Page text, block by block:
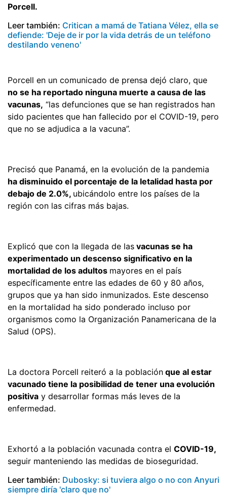
Porcell.
Leer también: Critican a mamá de Tatiana Vélez, ella se
defiende: 'Deje de ir por la vida detrás de un teléfono
destilando veneno'
Porcell en un comunicado de prensa dejó claro, que
no se ha reportado ninguna muerte a causa de las
vacunas, “las defunciones que se han registrados han
sido pacientes que han fallecido por el COVID-19, pero
que no se adjudica a la vacuna”.
Precisó que Panamá, en la evolución de la pandemia
ha disminuido el porcentaje de la letalidad hasta por
debajo de 2.0%, ubicándolo entre los países de la
región con las cifras más bajas.
Explicó que con la llegada de las vacunas se ha
experimentado un descenso significativo en la
mortalidad de los adultos mayores en el país
específicamente entre las edades de 60 y 80 años,
grupos que ya han sido inmunizados. Este descenso
en la mortalidad ha sido ponderado incluso por
organismos como la Organización Panamericana de la
Salud (OPS).
La doctora Porcell reiteró a la población que al estar
vacunado tiene la posibilidad de tener una evolución
positiva y desarrollar formas más leves de la
enfermedad.
Exhortó a la población vacunada contra el COVID-19,
seguir manteniendo las medidas de bioseguridad.
Leer también: Dubosky: si tuviera algo o no con Anyuri
siempre diría 'claro que no'